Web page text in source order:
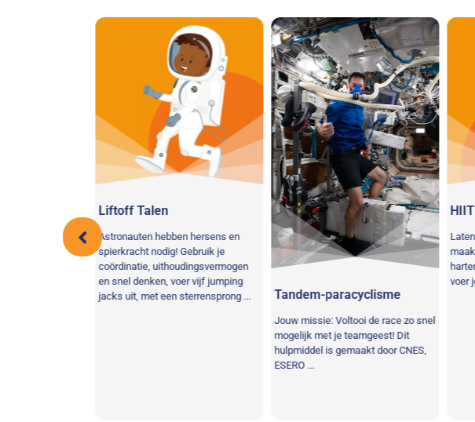
en Jaime van
Liftoff Talen
Astronauten hebben hersens en
spierkracht nodig! Gebruik je
coördinatie, uithoudingsvermogen
en snel denken, voer vijf jumping
jacks uit, met een sterrensprong ...
Tandem-paracyclisme
Jouw missie: Voltooi de race zo snel
mogelijk met je teamgeest! Dit
hulpmiddel is gemaakt door CNES,
ESERO ...
voer